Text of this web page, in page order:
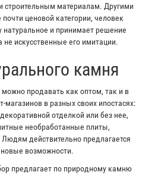
материалам. Другими
ценовой категории, человек
натуральное и принимает решение
искусственные его имитации.
камня
продавать как оптом, так и в
магазинов в разных своих ипостасях:
отделкой или без нее,
необработанные плиты,
действительно предлагается
возможности.
предлагает по природному камню